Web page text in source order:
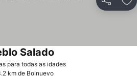
Partilhar
para todas as idades
Salado
km de Bolnuevo